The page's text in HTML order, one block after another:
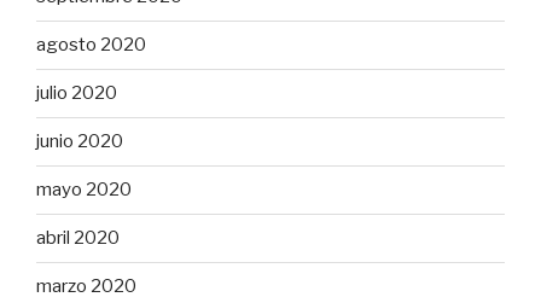
agosto 2020
julio 2020
junio 2020
mayo 2020
abril 2020
marzo 2020